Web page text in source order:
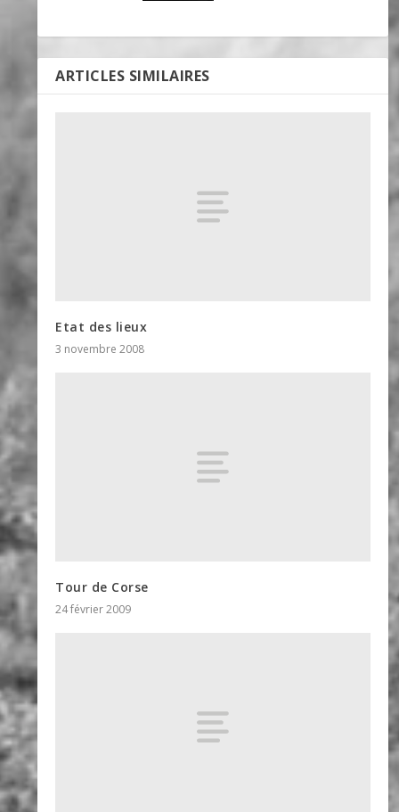
ARTICLES SIMILAIRES
Etat des lieux
3 novembre 2008
Tour de Corse
24 février 2009